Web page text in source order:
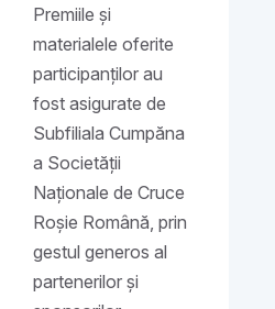
Premiile și
materialele oferite
participanților au
fost asigurate de
Subfiliala Cumpăna
a Societății
Naționale de Cruce
Roșie Română, prin
gestul generos al
partenerilor și